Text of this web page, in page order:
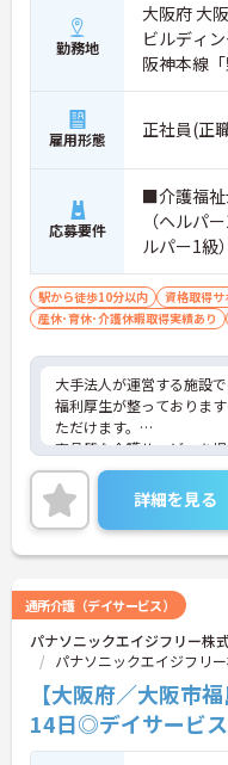
勤務地
大阪府 大
ビルディ
阪神本線
雇用形態 正社員(正
応募要件
■介護福祉
（ヘルパ
ルパー1級
門員免許
駅から徒歩10分以内 資格取得サ
産休･育休･介護休暇取得実績あり
大手法人が運営する施設で
福利厚生が整っておりま
ただけます。
高品質な介護サービスを
努力を行っています。お
安全で安心して働ける環
ご興味のある方は是非お
い。
詳細を見る
通所介護（デイサービス）
パナソニックエイジフリー株
パナソニックエイジフリ
【大阪府／大阪市
14日◎デイサービス